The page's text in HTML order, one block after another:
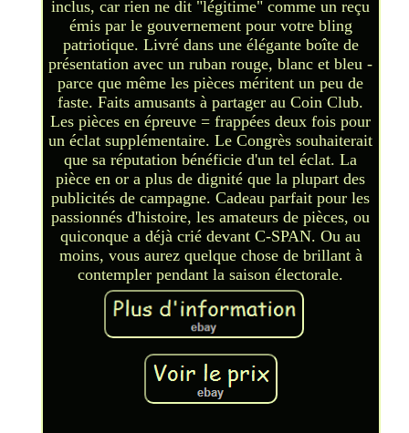
inclus, car rien ne dit "légitime" comme un reçu
émis par le gouvernement pour votre bling
patriotique. Livré dans une élégante boîte de
présentation avec un ruban rouge, blanc et bleu -
parce que même les pièces méritent un peu de
faste. Faits amusants à partager au Coin Club.
Les pièces en épreuve = frappées deux fois pour
un éclat supplémentaire. Le Congrès souhaiterait
que sa réputation bénéficie d'un tel éclat. La
pièce en or a plus de dignité que la plupart des
publicités de campagne. Cadeau parfait pour les
passionnés d'histoire, les amateurs de pièces, ou
quiconque a déjà crié devant C-SPAN. Ou au
moins, vous aurez quelque chose de brillant à
contempler pendant la saison électorale.